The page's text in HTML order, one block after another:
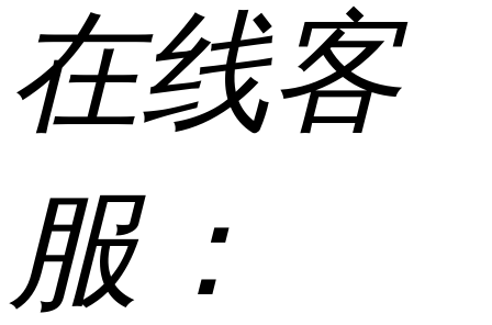
在线客
服：